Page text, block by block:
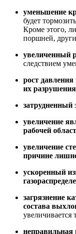
уменьшение
будет
Кроме этого,
поршней,
увеличенный
следствием
рост
их
затрудненный
увеличение
рабочей
увеличение
причине
ускоренный
загрязнение
состава
увеличивается
неправильная